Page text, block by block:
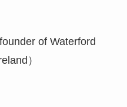
of Waterford
）